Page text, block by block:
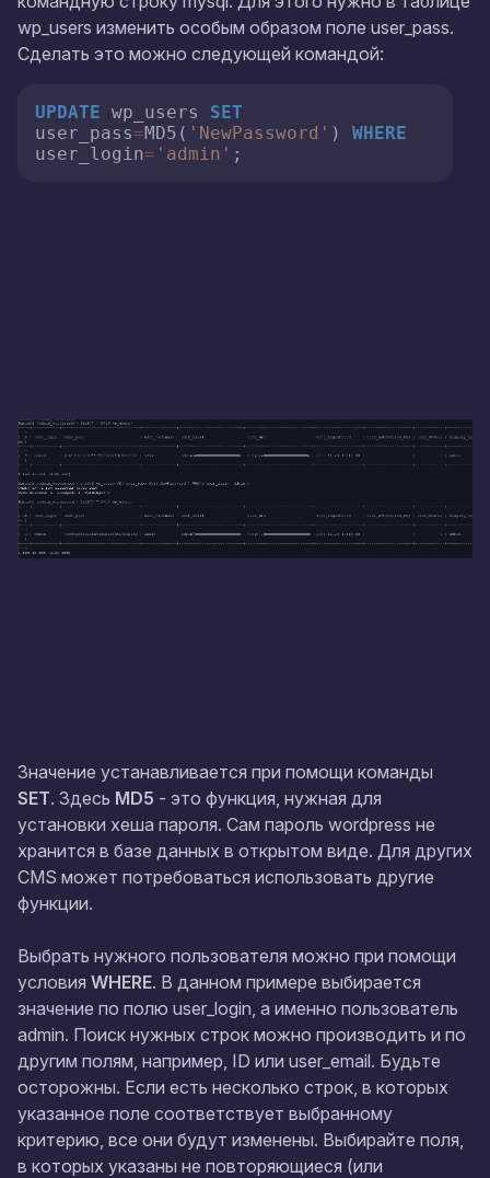
wp_users изменить особым образом поле user_pass.
Сделать это можно следующей командой:
UPDATE wp_users SET
user_pass=MD5( 'NewPassword' ) WHERE
user_login= 'admin' ;
Значение устанавливается при помощи команды
SET. Здесь MD5 - это функция, нужная для
установки хеша пароля. Сам пароль wordpress не
хранится в базе данных в открытом виде. Для других
CMS может потребоваться использовать другие
функции.
Выбрать нужного пользователя можно при помощи
условия WHERE. В данном примере выбирается
значение по полю user_login, а именно пользователь
admin. Поиск нужных строк можно производить и по
другим полям, например, ID или user_email. Будьте
осторожны. Если есть несколько строк, в которых
указанное поле соответствует выбранному
критерию, все они будут изменены. Выбирайте поля,
в которых указаны не повторяющиеся (или